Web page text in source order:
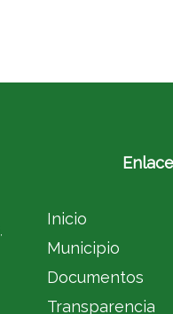
Inicio
Municipio
Documentos
Transparencia